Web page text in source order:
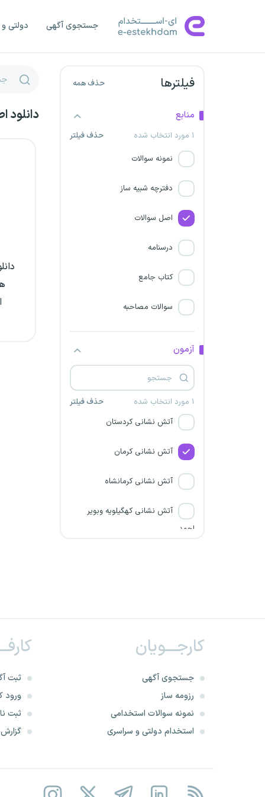
جستجوی آگهی دولتی
فیلترها حذف همه
منابع
۱ مورد انتخاب شده
حذف فیلتر
نمونه سوالات
دفترچه شبیه ساز
اصل سوالات
درسنامه
کتاب جامع
سوالات مصاحبه
آزمون
۱ مورد انتخاب شده حذف فیلتر
آتش نشانی بوشهر
بختیاری
آتش نشانی خراسان رضوی
آتش نشانی سیستان و
بلوچستان
آتش نشانی قزوین
آتش نشانی قم
آتش نشانی کردستان
آتش نشانی کرمان
آتش نشانی کرمانشاه
آتش نشانی کهگیلویه وبویر
احمد
آتش نشانی مازندران
آتش نشانی مرکزی
آتش نشانی هرمزگان
آتش نشانی همدان
دانلود
کارجـــویان
جستجوی آگهی
رزومه ساز
نمونه سوالات استخدامی
استخدام دولتی و سراسری
ثبت
ورود
ثبت